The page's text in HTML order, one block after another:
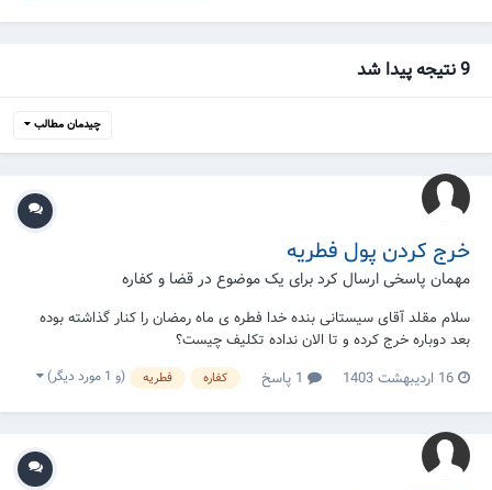
9 نتیجه پیدا شد
چیدمان مطالب
خرج کردن پول فطریه
مهمان پاسخی ارسال کرد برای یک موضوع در قضا و کفاره
سلام مقلد آقای سیستانی بنده خدا فطره ی ماه رمضان را کنار گذاشته بوده
بعد دوباره خرج کرده و تا الان نداده تکلیف چیست؟
16 اردیبهشت 1403
کفاره فطریه (و 1 مورد دیگر)